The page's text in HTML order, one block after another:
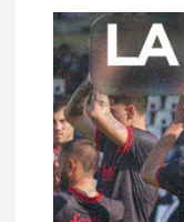
d
a
s